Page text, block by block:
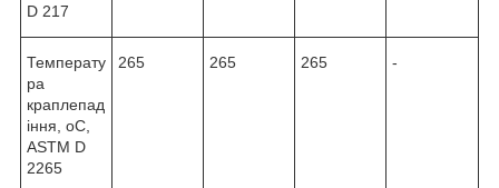
D 217
Температу
ра
краплепад
іння, oC,
ASTM D
2265
265 265 265 -